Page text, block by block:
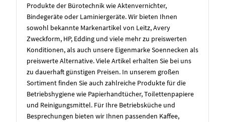
Produkte der Bürotechnik wie Aktenvernichter,
Bindegeräte oder Laminiergeräte. Wir bieten Ihnen
sowohl bekannte Markenartikel von Leitz, Avery
Zweckform, HP, Edding und viele mehr zu preiswerten
Konditionen, als auch unsere Eigenmarke Soennecken als
preiswerte Alternative. Viele Artikel erhalten Sie bei uns
zu dauerhaft günstigen Preisen. In unserem großen
Sortiment finden Sie auch zahlreiche Produkte für die
Betriebshygiene wie Papierhandtücher, Toilettenpapiere
und Reinigungsmittel. Für Ihre Betriebsküche und
Besprechungen bieten wir Ihnen passenden Kaffee,